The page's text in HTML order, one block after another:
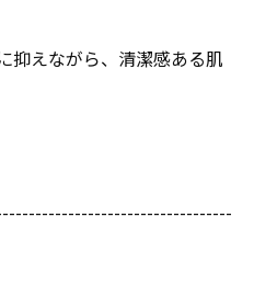
抑えながら、清潔感ある肌